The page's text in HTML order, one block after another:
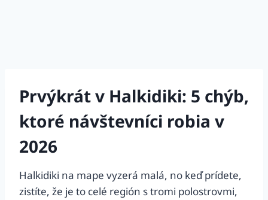
Prvýkrát v Halkidiki: 5 chýb,
ktoré návštevníci robia v
2026
Halkidiki na mape vyzerá malá, no keď prídete,
zistíte, že je to celé región s tromi polostrovmi,